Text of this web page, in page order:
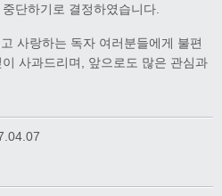
단하기로 결정하였습니다.
사랑하는 독자 여러분들에게 불편
사과드리며, 앞으로도 많은 관심과